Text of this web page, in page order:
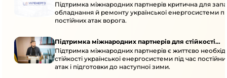
енергосистеми
Підтримка міжнародних партнерів критична для
обладнання й ремонту української енергосистеми
постійних атак ворога.
Підтримка міжнародних партнерів для стійкості
енергосистеми
Підтримка міжнародних партнерів є життєво
стійкості української енергосистеми під час
атак і підготовки до наступної зими.